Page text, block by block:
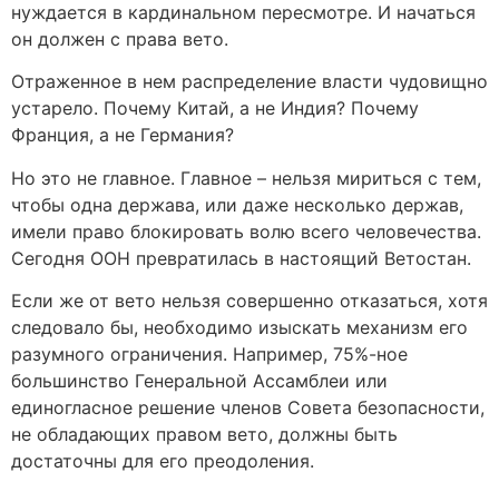
нуждается в кардинальном пересмотре. И начаться
он должен с права вето.
Отраженное в нем распределение власти чудовищно
устарело. Почему Китай, а не Индия? Почему
Франция, а не Германия?
Но это не главное. Главное – нельзя мириться с тем,
чтобы одна держава, или даже несколько держав,
имели право блокировать волю всего человечества.
Сегодня ООН превратилась в настоящий Ветостан.
Если же от вето нельзя совершенно отказаться, хотя
следовало бы, необходимо изыскать механизм его
разумного ограничения. Например, 75%-ное
большинство Генеральной Ассамблеи или
единогласное решение членов Совета безопасности,
не обладающих правом вето, должны быть
достаточны для его преодоления.